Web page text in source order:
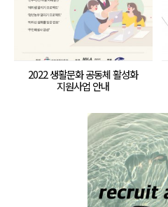
2022 생활문화 공동체 활성화
지원사업 안내